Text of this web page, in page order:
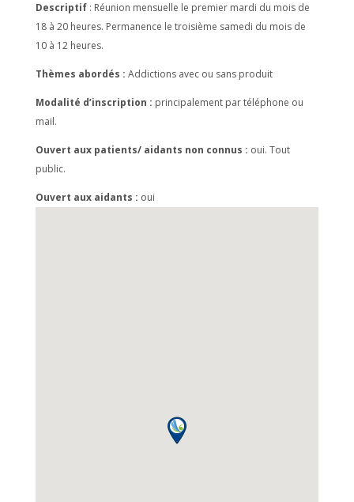
Descriptif: Réunion mensuelle le premier mardi du mois de
18 à 20 heures. Permanence le troisième samedi du mois de
10 à 12 heures.
Thèmes abordés : Addictions avec ou sans produit
Modalité d’inscription : principalement par téléphone ou
mail.
Ouvert aux patients/ aidants non connus : oui. Tout
public.
Ouvert aux aidants : oui